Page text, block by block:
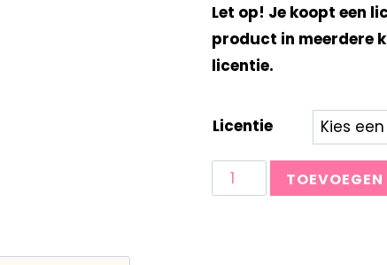
Let op! Je koopt een
product in meerdere
licentie.
Licentie